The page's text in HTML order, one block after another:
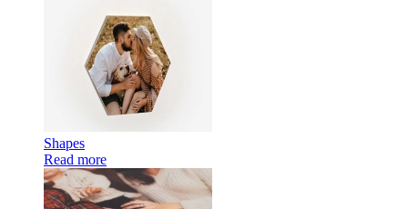
Shapes
Read more